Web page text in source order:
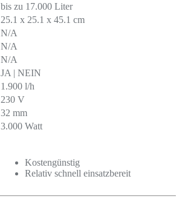
bis zu 17.000 Liter
25.1 x 25.1 x 45.1 cm
N/A
N/A
N/A
JA | NEIN
1.900 l/h
230 V
32 mm
3.000 Watt
Kostengünstig
Relativ schnell einsatzbereit